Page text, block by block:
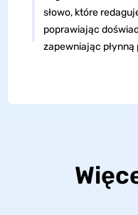
słowo, które
poprawiając
zapewniając